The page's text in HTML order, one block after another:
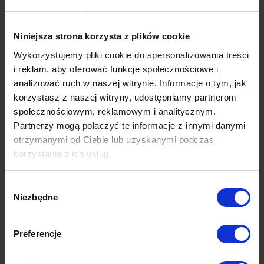
Niniejsza strona korzysta z plików cookie
Wykorzystujemy pliki cookie do spersonalizowania treści
i reklam, aby oferować funkcje społecznościowe i
analizować ruch w naszej witrynie. Informacje o tym, jak
korzystasz z naszej witryny, udostępniamy partnerom
społecznościowym, reklamowym i analitycznym.
Partnerzy mogą połączyć te informacje z innymi danymi
otrzymanymi od Ciebie lub uzyskanymi podczas
korzystania z ich usług.
zgody
Niezbędne
Preferencje
Odetchnij z ulgą i uśmiechnij się. Wystarczy, że wybierzesz tkaninę
Ty możesz wrócić do swoich przyjemności.
Sprawdź je w konfiguratorze po prawej stronie i dopasuj typ i kolor
tkaniny oraz wybarwienie drewnianych elementów mebla do tego, co
Ci w duszy gra.
Jeśli jednak szukasz czegoś, o co z powodzeniem oprzesz się w
trakcie czytania książki lub poczujesz bardziej przytulnie – koniecznie
przyjrzyj się jego siostrze, Alto z podłokietnikiem